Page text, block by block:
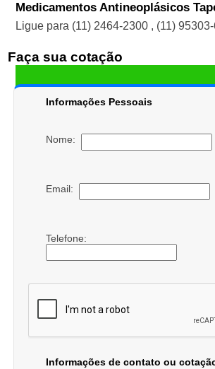
Medicamentos Antineoplásicos
Ligue para (11) 2464-2300 , (11)
Faça sua cotação
Informações Pessoais
Nome:
Email:
Telefone:
Informações de contato ou